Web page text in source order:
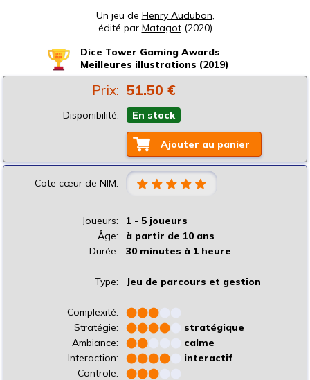
Un jeu de Henry Audubon
édité par Matagot(2020)
Dice Tower Gaming Awards
Meilleures illustrations (2019)
Prix: 51.50 €
Disponibilité: En stock
Ajouter au panier
Cote cœur de NIM:
Joueurs:
1 - 5 joueurs
Âge:
à partir de 10 ans
Durée:
30 minutes à 1 heure
Type: Jeu de parcours et gestion
Complexité: ⬤⬤⬤
Stratégie:
⬤⬤⬤⬤
stratégique
Ambiance:
⬤⬤
calme
Interaction:
⬤⬤⬤⬤
interactif
Controle:
⬤⬤⬤